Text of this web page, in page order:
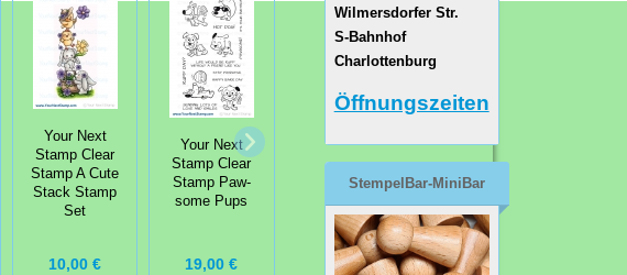
Your Next
Stamp Clear
Stamp A Cute
Stack Stamp
Set
10,00 €
Your Next
Stamp Clear
Stamp Paw-
some Pups
19,00 €
Your Next
Stamp Clear
Stamp Birthday
Chickie
16,00 €
Your Next
Stamp Clear
Stamp - Holiday
Chill Stamp Set
9,99 €
Wilmersdorfer Str.
S-Bahnhof
Charlottenburg
Öffnungszeiten
StempelBar-MiniBar